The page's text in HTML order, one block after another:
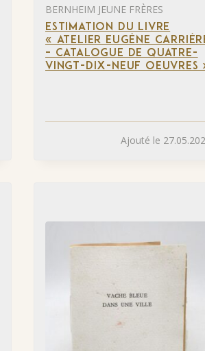
BERNHEIM JEUNE FRÈRES
ESTIMATION DU LIVRE
« ATELIER EUGÈNE
– CATALOGUE DE QUATRE-
VINGT-DIX-NEUF OEUVRES
Ajouté le